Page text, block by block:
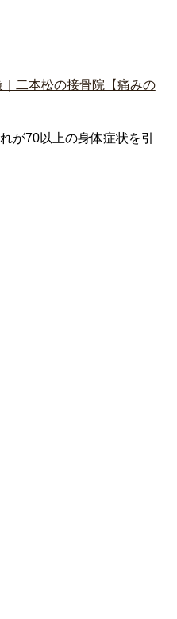
二本松の接骨院【痛みの
が70以上の身体症状を引